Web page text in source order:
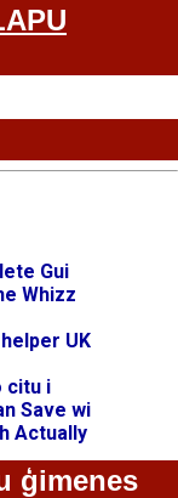
ģimenes